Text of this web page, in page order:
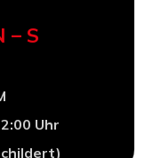
– S
Uhr